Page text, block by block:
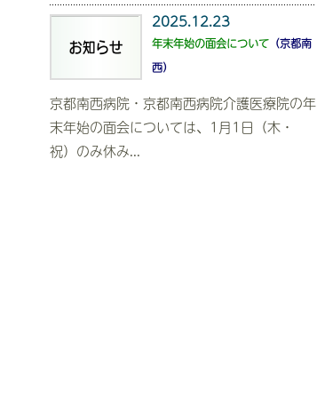
2025.12.23
年末年始の面会について （京都南
西）
京都南西病院・京都南西病院介護医療院の年
末年始の面会については、1月1日（木・
祝）のみ休み...